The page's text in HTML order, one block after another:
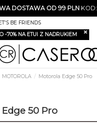
DOSTAWA OD 99 PLNKOD:
BE FRIENDS
-70% NA ETUI Z NADRUKIEM
MOTOROLA Motorola Edge 50 Pro
50 Pro